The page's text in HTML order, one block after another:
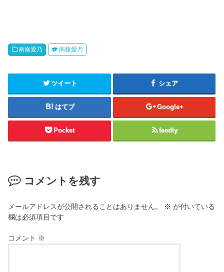
南條愛乃 南條愛乃
ツイート シェア
はてブ Google+
Pocket feedly
コメントを残す
メールアドレスが公開されることはありません。 ※ が付いている
欄は必須項目です
コメント ※